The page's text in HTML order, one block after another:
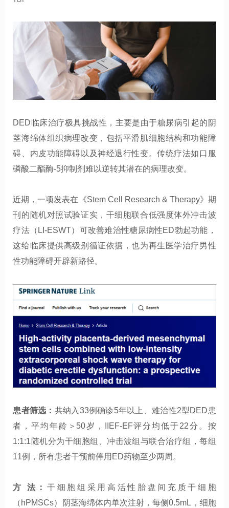
DED临床治疗极具挑战性，主要是由于糖尿病引起的阴
茎海绵体组织病理改变，包括平滑肌细胞结构和功能障
碍、内皮功能障碍以及神经退行性变。传统疗法如口服
磷酸二酯酶-5抑制剂难以逆转其潜在的病理改变。
近期，一项发表在《Stem Cell Research & Therapy》期
刊的随机对照试验证实，干细胞联合低强度体外冲击波
疗法（LI-ESWT）可改善难治性糖尿病性ED勃起功能，
这给临床提供高级别循证依据，也为再生医学治疗男性
性功能障碍开辟新路径。
患者筛选： 共纳入33例确诊5年以上、难治性2型DED患
者，平均年龄＞50岁，IIEF-EF评分均低于22分。按
1:1:1随机分为干细胞组、冲击波组与联合治疗组，每组
11例，所有患者干预前停用ED药物至少两周。
方 法：干细胞组采用高活性胎盘间充质干细胞
（hPMSCs）阴茎海绵体内单次注射，每侧0.5mL，细胞